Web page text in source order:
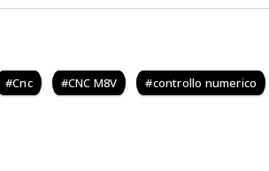
Cnc CNC M8V controllo numerico